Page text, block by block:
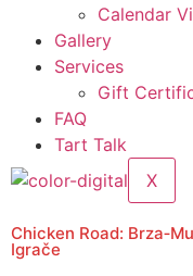
Calendar
Gallery
Services
Gift
FAQ
Tart Talk
X
Chicken Road:
Igrače